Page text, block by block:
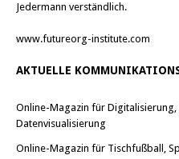
Jedermann verständlich.
www.futureorg-institute.com
AKTUELLE
Online-Magazin für Digitalisierung,
Datenvisualisierung
Online-Magazin für Tischfußball,